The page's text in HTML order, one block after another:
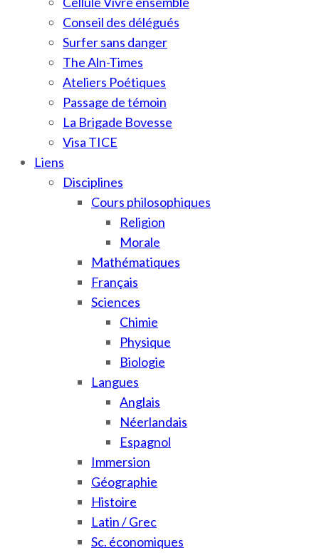
Conseil des délégués
Surfer sans danger
The Aln-Times
Ateliers Poétiques
Passage de témoin
La Brigade Bovesse
Visa TICE
Liens
Disciplines
Cours philosophiques
Religion
Morale
Mathématiques
Français
Sciences
Chimie
Physique
Biologie
Langues
Anglais
Néerlandais
Espagnol
Immersion
Géographie
Histoire
Latin / Grec
Sc. économiques